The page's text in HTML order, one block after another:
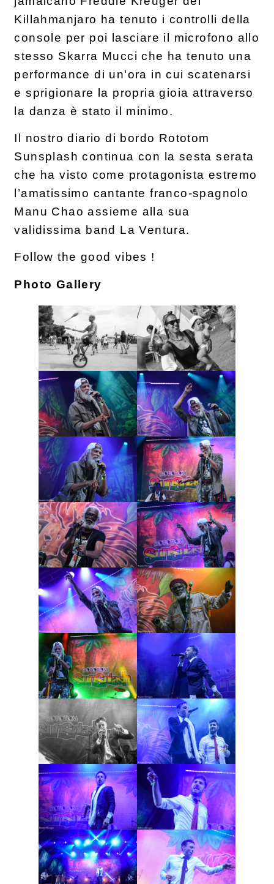
Killahmanjaro ha tenuto i controlli della
console per poi lasciare il microfono allo
stesso Skarra Mucci che ha tenuto una
performance di un’ora in cui scatenarsi
e sprigionare la propria gioia attraverso
la danza è stato il minimo.
Il nostro diario di bordo Rototom
Sunsplash continua con la sesta serata
che ha visto come protagonista estremo
l’amatissimo cantante franco-spagnolo
Manu Chao assieme alla sua
validissima band La Ventura.
Follow the good vibes !
Photo Gallery